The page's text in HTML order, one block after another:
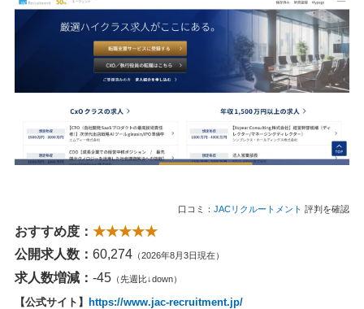
口コミ： JACリクルートメント 評判を確認
おすすめ度： ★★★★★
公開求人数： 60,274 （2026年8月3日現在）
求人数増減： -45 （先週比↓down）
【公式サイト】 https://www.jac-recruitment.jp/